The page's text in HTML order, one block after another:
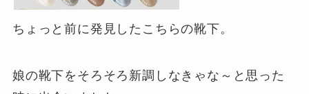
ちょっと前に発見したこちらの靴下。
娘の靴下をそろそろ新調しなきゃな～と思った